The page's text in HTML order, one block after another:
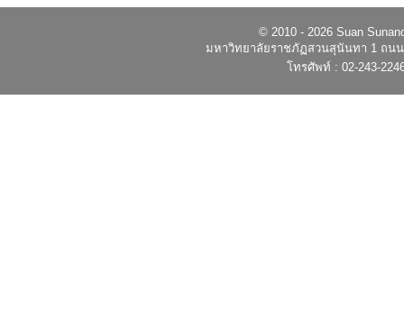
© 2010 - 2026 Suan
มหาวิทยาลัยราชภัฏสวนสุนันทา 1 ถนน
โทรศัพท์ : 02-243-